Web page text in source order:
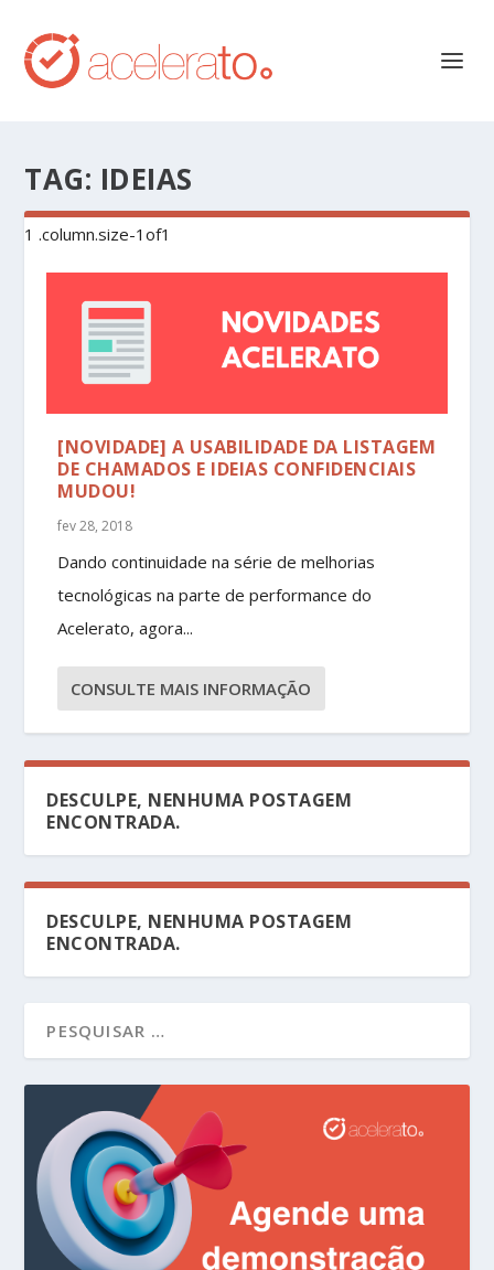
TAG: IDEIAS
[NOVIDADE] A USABILIDADE DA LISTAGEM
DE CHAMADOS E IDEIAS CONFIDENCIAIS
MUDOU!
fev 28, 2018
Dando continuidade na série de melhorias
tecnológicas na parte de performance do
Acelerato, agora...
CONSULTE MAIS INFORMAÇÃO
DESCULPE, NENHUMA POSTAGEM
ENCONTRADA.
DESCULPE, NENHUMA POSTAGEM
ENCONTRADA.